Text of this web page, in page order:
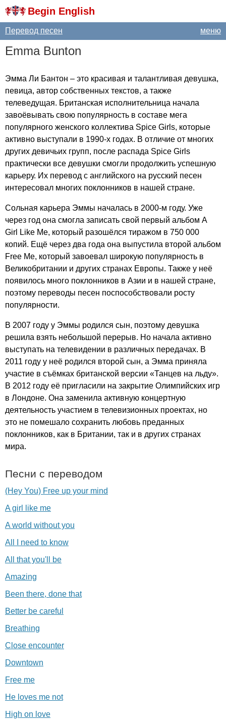
Begin English
меню
Перевод песен
Emma Bunton
Эмма Ли Бантон – это красивая и талантливая девушка,
певица, автор собственных текстов, а также
телеведущая. Британская исполнительница начала
завоёвывать свою популярность в составе мега
популярного женского коллектива Spice Girls, которые
активно выступали в 1990-х годах. В отличие от многих
других девичьих групп, после распада Spice Girls
практически все девушки смогли продолжить успешную
карьеру. Их перевод с английского на русский песен
интересовал многих поклонников в нашей стране.
Сольная карьера Эммы началась в 2000-м году. Уже
через год она смогла записать свой первый альбом A
Girl
Like Me, который разошёлся тиражом в 750 000
копий. Ещё через два года она выпустила второй альбом
Free Me, который завоевал широкую популярность в
Великобритании и других странах Европы. Также у неё
появилось много поклонников в Азии и в нашей стране,
поэтому переводы песен поспособствовали росту
популярности.
В 2007 году у Эммы родился сын, поэтому девушка
решила взять небольшой перерыв. Но начала активно
выступать на телевидении в различных передачах. В
2011 году у неё родился второй сын, а Эмма приняла
участие в съёмках британской версии «Танцев на льду».
В 2012 году её пригласили на закрытие Олимпийских игр
в Лондоне. Она заменила активную концертную
деятельность участием в телевизионных проектах, но
это не помешало сохранить любовь преданных
поклонников, как в Британии, так и в других странах
мира.
Песни с переводом
(Hey You) Free up your mind
A girl like me
A world without you
All I need to know
All that you'll be
Amazing
Been there, done that
Better be careful
Breathing
Close encounter
Downtown
Free me
He loves me not
High on love